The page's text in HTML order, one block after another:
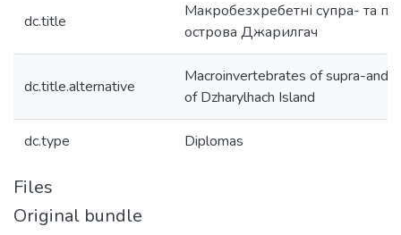
dc.title
Макробезхребетні супра- та
острова Джарилгач
dc.title.alternative
Macroinvertebrates of supra-and
of Dzharylhach Island
dc.type Diplomas
Files
Original bundle